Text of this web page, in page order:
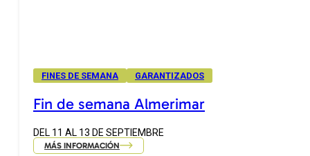
FINES DE SEMANA GARANTIZADOS
Fin de semana Almerimar
DEL 11 AL 13 DE SEPTIEMBRE
MÁS INFORMACIÓN